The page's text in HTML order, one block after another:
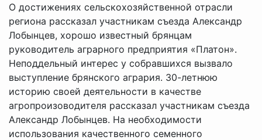
О достижениях сельскохозяйственной отрасли
региона рассказал участникам съезда Александр
Лобынцев, хорошо известный брянцам
руководитель аграрного предприятия «Платон».
Неподдельный интерес у собравшихся вызвало
выступление брянского агрария. 30-летнюю
историю своей деятельности в качестве
агропроизоводителя рассказал участникам съезда
Александр Лобынцев. На необходимости
использования качественного семенного